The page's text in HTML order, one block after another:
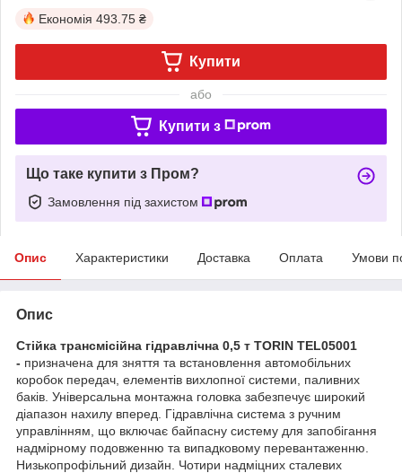
Економія 493.75 ₴
Купити
або
Купити з
Що таке купити з Пром?
Замовлення під захистом
Опис Характеристики Доставка Оплата Умови
Опис
Стійка трансмісійна гідравлічна 0,5 т TORIN TEL05001
- призначена для зняття та встановлення автомобільних
коробок передач, елементів вихлопної системи, паливних
баків. Універсальна монтажна головка забезпечує широкий
діапазон нахилу вперед. Гідравлічна система з ручним
управлінням, що включає байпасну систему для запобігання
надмірному подовженню та випадковому перевантаженню.
Низькопрофільний дизайн. Чотири надміцних сталевих